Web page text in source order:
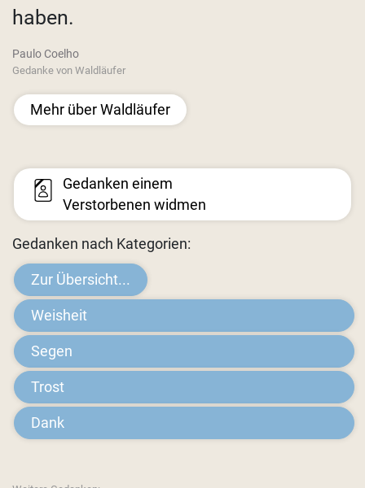
haben.
Paulo Coelho
Gedanke von Waldläufer
Mehr über Waldläufer
Gedanken einem
Verstorbenen widmen
Gedanken nach Kategorien:
Zur Übersicht...
Weisheit
Segen
Trost
Dank